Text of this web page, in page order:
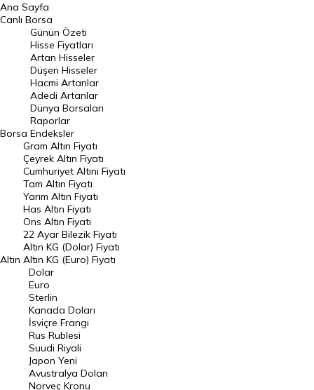
BIST 100 Hisseleri
En Çok Artan Hisseler
En Çok Düşen Hisseler
Hacmi Artanlar
Geçmiş Kapanışlar
Dünya Borsaları
Raporlar
Endeksler
DÖVİZ
Döviz Kuru
Dolar Kuru
Euro Kuru
Pound Kuru
Frank Kuru
Riyal Kuru
Avustralya Doları
Danimarka Kronu Kuru
Ana Sayfa
Canlı Borsa
Borsa
Günün Özeti
Hisse Fiyatları
Artan Hisseler
Düşen Hisseler
Hacmi Artanlar
Adedi Artanlar
Dünya Borsaları
Raporlar
Endeksler
Altın
Gram Altın Fiyatı
Çeyrek Altın Fiyatı
Cumhuriyet Altını Fiyatı
Tam Altın Fiyatı
Yarım Altın Fiyatı
Has Altın Fiyatı
Ons Altın Fiyatı
22 Ayar Bilezik Fiyatı
Altın KG (Dolar) Fiyatı
Altın KG (Euro) Fiyatı
Dolar
Euro
Sterlin
Kanada Doları
İsviçre Frangı
Rus Rublesi
Suudi Riyali
Japon Yeni
Avustralya Doları
Norveç Kronu